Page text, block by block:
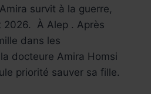
survit à la guerre,
2026. À Alep . Après
dans les
docteure Amira Homsi
priorité sauver sa fille.